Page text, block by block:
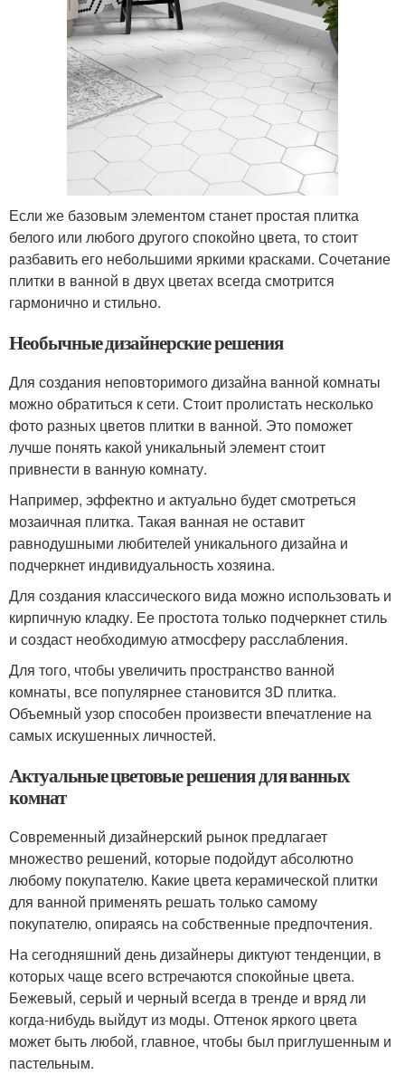
Если же базовым элементом станет простая плитка
белого или любого другого спокойно цвета, то стоит
разбавить его небольшими яркими красками. Сочетание
плитки в ванной в двух цветах всегда смотрится
гармонично и стильно.
Необычные дизайнерские решения
Для создания неповторимого дизайна ванной комнаты
можно обратиться к сети. Стоит пролистать несколько
фото разных цветов плитки в ванной. Это поможет
лучше понять какой уникальный элемент стоит
привнести в ванную комнату.
Например, эффектно и актуально будет смотреться
мозаичная плитка. Такая ванная не оставит
равнодушными любителей уникального дизайна и
подчеркнет индивидуальность хозяина.
Для создания классического вида можно использовать и
кирпичную кладку. Ее простота только подчеркнет стиль
и создаст необходимую атмосферу расслабления.
Для того, чтобы увеличить пространство ванной
комнаты, все популярнее становится 3D плитка.
Объемный узор способен произвести впечатление на
самых искушенных личностей.
Актуальные цветовые решения для ванных
комнат
Современный дизайнерский рынок предлагает
множество решений, которые подойдут абсолютно
любому покупателю. Какие цвета керамической плитки
для ванной применять решать только самому
покупателю, опираясь на собственные предпочтения.
На сегодняшний день дизайнеры диктуют тенденции, в
которых чаще всего встречаются спокойные цвета.
Бежевый, серый и черный всегда в тренде и вряд ли
когда-нибудь выйдут из моды. Оттенок яркого цвета
может быть любой, главное, чтобы был приглушенным и
пастельным.